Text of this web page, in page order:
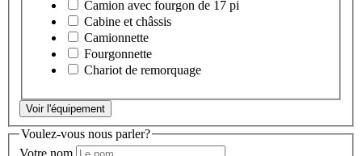
Camion avec fourgon de 17 pi
Cabine et châssis
Camionnette
Fourgonnette
Chariot de remorquage
Voir l'équipement
Voulez-vous nous parler?